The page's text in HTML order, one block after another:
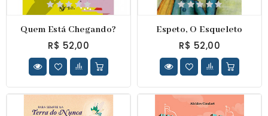
Quem Está Chegando?
R$ 52,00
Espeto, O Esqueleto
R$ 52,00